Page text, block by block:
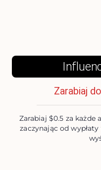
Zarabiaj
Zarabiaj $0.5 za każde
zaczynając od